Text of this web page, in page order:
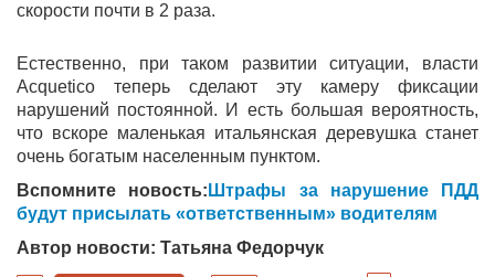
скорости почти в 2 раза.
Естественно, при таком развитии ситуации, власти
Acquetico теперь сделают эту камеру фиксации
нарушений постоянной. И есть большая вероятность,
что вскоре маленькая итальянская деревушка станет
очень богатым населенным пунктом.
Вспомните новость: Штрафы за нарушение ПДД
будут присылать «ответственным» водителям
Автор новости: Татьяна Федорчук